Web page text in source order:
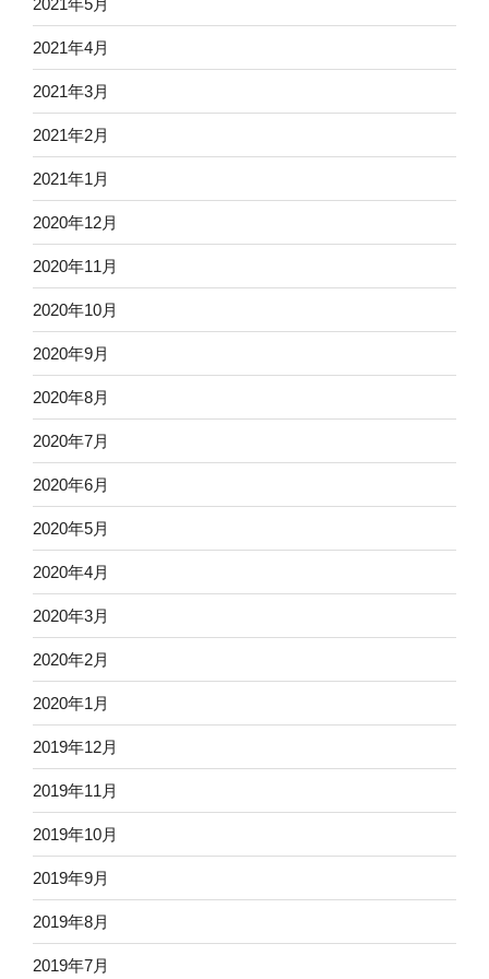
2021年5月
2021年4月
2021年3月
2021年2月
2021年1月
2020年12月
2020年11月
2020年10月
2020年9月
2020年8月
2020年7月
2020年6月
2020年5月
2020年4月
2020年3月
2020年2月
2020年1月
2019年12月
2019年11月
2019年10月
2019年9月
2019年8月
2019年7月